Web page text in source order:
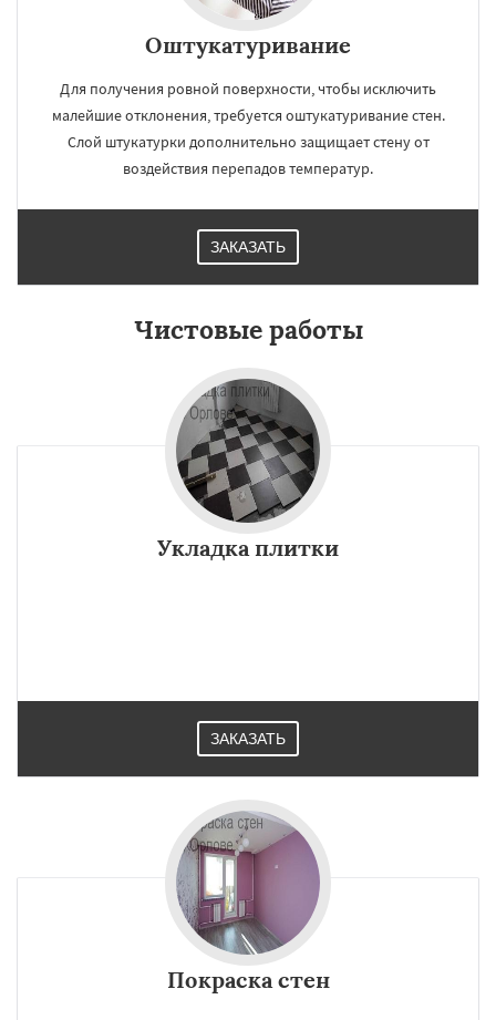
Оштукатуривание
Для получения ровной поверхности, чтобы исключить
малейшие отклонения, требуется оштукатуривание стен.
Слой штукатурки дополнительно защищает стену от
воздействия перепадов температур.
ЗАКАЗАТЬ
Чистовые работы
Укладка плитки
ЗАКАЗАТЬ
Покраска стен